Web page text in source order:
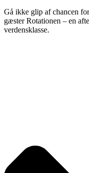
Gå ikke glip af chancen
gæster Rotationen – en
verdensklasse.